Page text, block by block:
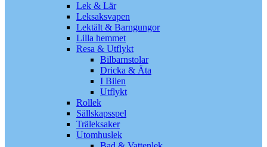
Lek & Lär
Leksaksvapen
Lektält & Barngungor
Lilla hemmet
Resa & Utflykt
Bilbarnstolar
Dricka & Äta
I Bilen
Utflykt
Rollek
Sällskapsspel
Träleksaker
Utomhuslek